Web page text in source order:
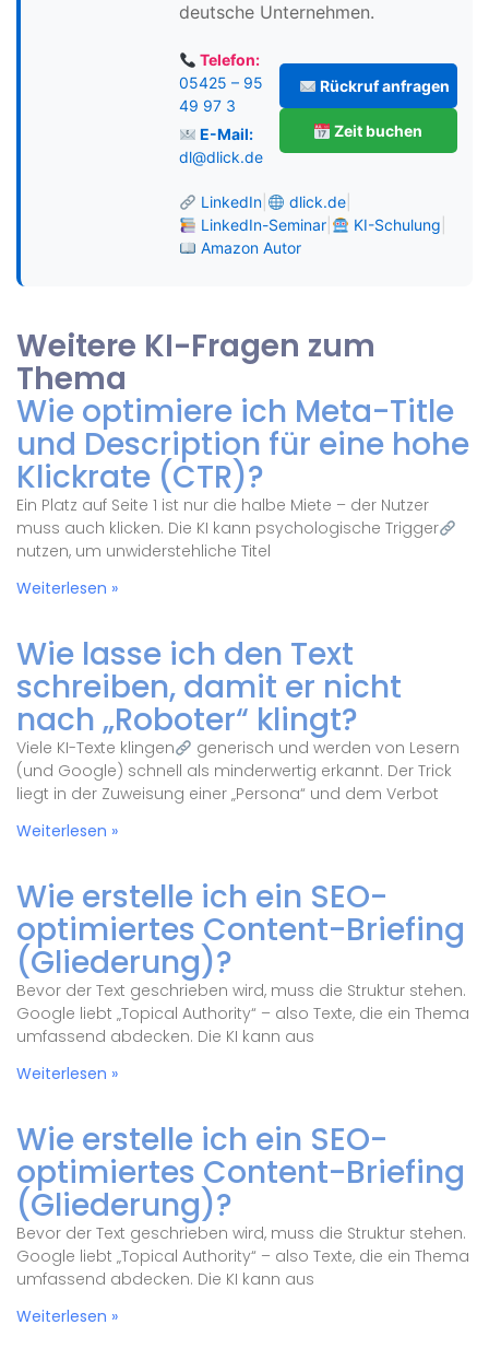
deutsche Unternehmen.
Telefon:
05425 – 95
49 97 3
E-Mail:
dl@dlick.de
Rückruf anfragen
Zeit buchen
LinkedIn| dlick.de|
LinkedIn-Seminar| KI-Schulung
Amazon Autor
Weitere KI-Fragen zum
Thema
Wie optimiere ich Meta-Title
und Description für eine hohe
Klickrate (CTR)?
Ein Platz auf Seite 1 ist nur die halbe Miete – der Nutzer
muss auch klicken. Die KI kann psychologische Trigger
nutzen, um unwiderstehliche Titel
Weiterlesen »
Wie lasse ich den Text
schreiben, damit er nicht
nach „Roboter“ klingt?
Viele KI-Texte klingen
generisch und werden von Lesern
(und Google) schnell als minderwertig erkannt. Der Trick
liegt in der Zuweisung einer „Persona“ und dem Verbot
Weiterlesen »
Wie erstelle ich ein SEO-
optimiertes Content-Briefing
(Gliederung)?
Bevor der Text geschrieben wird, muss die Struktur stehen.
Google liebt „Topical Authority“ – also Texte, die ein Thema
umfassend abdecken. Die KI kann aus
Weiterlesen »
Wie erstelle ich ein SEO-
optimiertes Content-Briefing
(Gliederung)?
Bevor der Text geschrieben wird, muss die Struktur stehen.
Google liebt „Topical Authority“ – also Texte, die ein Thema
umfassend abdecken. Die KI kann aus
Weiterlesen »